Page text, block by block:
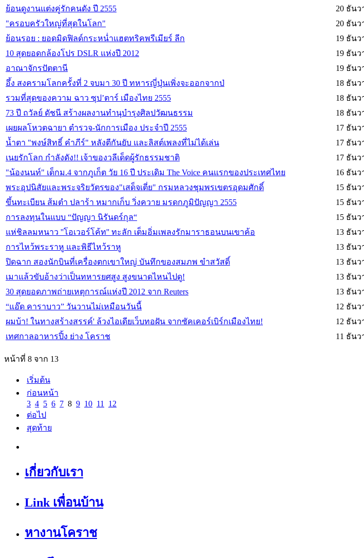
ย้อนดูงานแต่งคู่รักคนดัง ปี 2555
20 ธันว
"ครอบครัวใหญ่ที่สุดในโลก"
20 ธันว
ย้อนรอย : ยอดมิดฟิลด์กระหน่ำแฮตทริคพรีเมียร์ ลีก
19 ธันว
10 สุดยอดกล้องโปร DSLR แห่งปี 2012
19 ธันว
อาณาจักรปัตตานี
19 ธันว
อึ้ง สงครามโลกครั้งที่ 2 จบมา 30 ปี ทหารญี่ปุ่นเพิ่งจะออกจากป่
18 ธันว
รวมที่สุดของความ ฉาว ซุป’ตาร์ เมืองไทย 2555
18 ธันว
73 ปี ถวัลย์ ดัชนี สร้างผลงานทำนุบำรุงศิลปวัฒนธรรม
18 ธันว
เผยผลโหวตฉายา ตำรวจ-นักการเมือง ประจำปี 2555
17 ธันว
น้ำตา "พงษ์สิทธิ์ คำภีร์" หลังตีกันยับ และลิสต์เพลงที่ไม่ได้เล่น
17 ธันว
เนยรักโลก กำลังดัง!! เจ้าของวลีเด็ดผู้รักธรรมชาติ
17 ธันว
"น้องนนท์" เด็กม.4 จากภูเก็ต วัย 16 ปี ประเดิม The Voice คนแรกของประเทศไทย
16 ธันว
พระอุปนิสัยและพระจริยวัตรของ"เสด็จเตี่ย" กรมหลวงชุมพรเขตรอุดมศักดิ์
15 ธันว
ขึ้นทะเบียน ส้มตำ ปลาร้า หมากเก็บ วิ่งควาย มรดกภูมิปัญญา 2555
15 ธันว
การลงทุนในแบบ “ปัญญา นิรันดร์กุล“
15 ธันว
แห่ชิลลมหนาว ''โอเวอร์โค้ท'' ทะลัก เต็มอิ่มเพลงรักมาราธอนบนเขาค้อ
13 ธันว
การไหว้พระราหู และพิธีไหว้ราหู
13 ธันว
ปิดฉาก สองนักบินที่เครื่องตกเขาใหญ่ บันทึกของสมภพ ขำสวัสดิ์
13 ธันว
เมาแล้วขับอ้างว่าเป็นทหารยศสูง สูงขนาดไหนไปดู!
13 ธันว
30 สุดยอดภาพถ่ายเหตุการณ์แห่งปี 2012 จาก Reuters
13 ธันว
“แอ๊ด คาราบาว” วันวานไม่เหมือนวันนี้
12 ธันว
ผมบ้า! ในทางสร้างสรรค์' ล้วงไอเดียเว็บทอฝัน จากซัคเคอร์เบิร์กเมืองไทย!
12 ธันว
เทศกาลอาหารปิ้ง ย่าง โคราช
11 ธันว
หน้าที่ 8 จาก 13
เริ่มต้น
ก่อนหน้า
3 4 5 6 7 8 9 10 11
12
ต่อไป
สุดท้าย
เกี่ยวกับเรา
Link เพื่อนบ้าน
หางานโคราช